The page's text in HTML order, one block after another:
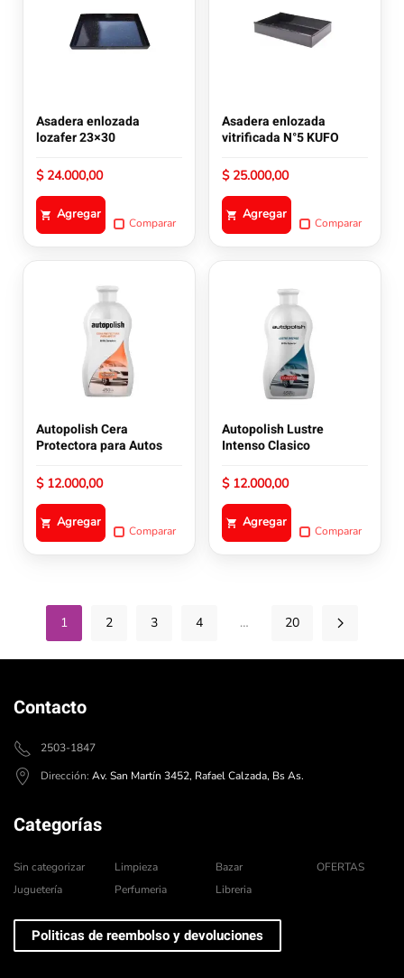
Asadera enlozada
lozafer 23×30
$24.000,00
Agregar
Comparar
Asadera enlozada
vitrificada N°5 KUFO
$25.000,00
Agregar
Comparar
Autopolish Cera
Protectora para Autos
$12.000,00
Agregar
Comparar
Autopolish Lustre
Intenso Clasico
$12.000,00
Agregar
Comparar
1 2 3 4 … 20
Contacto
2503-1847
Dirección: Av. San Martín 3452, Rafael Calzada, Bs As.
Categorías
Sin categorizar
Juguetería
Limpieza
Perfumeria
Bazar
Libreria
OFERTAS
Politicas de reembolso y devoluciones